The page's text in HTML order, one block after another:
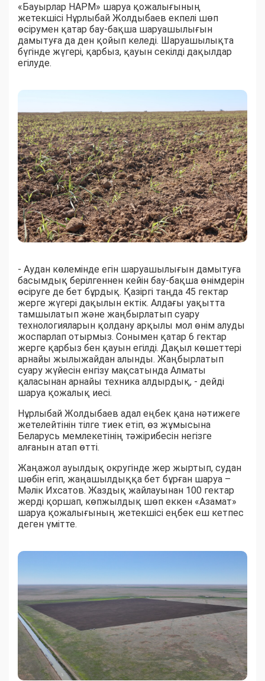
«Бауырлар НАРМ» шаруа қожалығының
жетекшісі Нұрлыбай Жолдыбаев екпелі шөп
өсірумен қатар бау-бақша шаруашылығын
дамытуға да ден қойып келеді. Шаруашылықта
бүгінде жүгері, қарбыз, қауын секілді дақылдар
егілуде.
- Аудан көлемінде егін шаруашылығын дамытуға
басымдық берілгеннен кейін бау-бақша өнімдерін
өсіруге де бет бұрдық. Қазіргі таңда 45 гектар
жерге жүгері дақылын ектік. Алдағы уақытта
тамшылатып және жаңбырлатып суару
технологияларын қолдану арқылы мол өнім алуды
жоспарлап отырмыз. Сонымен қатар 6 гектар
жерге қарбыз бен қауын егілді. Дақыл көшеттері
арнайы жылыжайдан алынды. Жаңбырлатып
суару жүйесін енгізу мақсатында Алматы
қаласынан арнайы техника алдырдық, - дейді
шаруа қожалық иесі.
Нұрлыбай Жолдыбаев адал еңбек қана нәтижеге
жетелейтінін тілге тиек етіп, өз жұмысына
Беларусь мемлекетінің тәжірибесін негізге
алғанын атап өтті.
Жаңажол ауылдық округінде жер жыртып, судан
шөбін егіп, жаңашылдыққа бет бұрған шаруа –
Мәлік Ихсатов. Жаздық жайлауынан 100 гектар
жерді қоршап, көпжылдық шөп еккен «Азамат»
шаруа қожалығының жетекшісі еңбек еш кетпес
деген үмітте.